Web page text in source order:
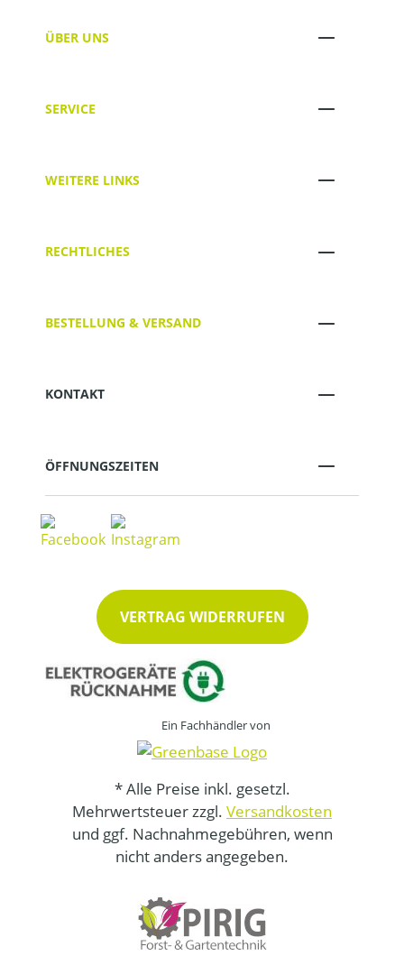
ÜBER UNS
SERVICE
WEITERE LINKS
RECHTLICHES
BESTELLUNG & VERSAND
KONTAKT
ÖFFNUNGSZEITEN
VERTRAG WIDERRUFEN
Ein Fachhändler von
* Alle Preise inkl. gesetzl.
Mehrwertsteuer zzgl. Versandkosten
und ggf. Nachnahmegebühren, wenn
nicht anders angegeben.